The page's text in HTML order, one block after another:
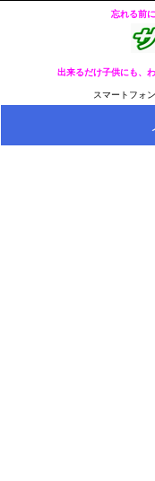
忘れる前
出来るだけ子供にも、
スマートフォ